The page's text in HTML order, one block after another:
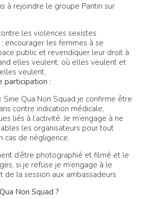
à rejoindre le groupe Pantin sur
les violences sexistes
encourager les femmes à se
public et revendiquer leur droit à
elles veulent, où elles veulent et
veulent.
participation :
Sine Qua Non Squad je confirme être
contre indication médicale,
liés à l’activité. Je m’engage à ne
les organisateurs pour tout
cas de négligence.
d’être photographié et filmé et le
si je refuse je m’engage à le
de la session aux ambassadeurs
Non Squad ?